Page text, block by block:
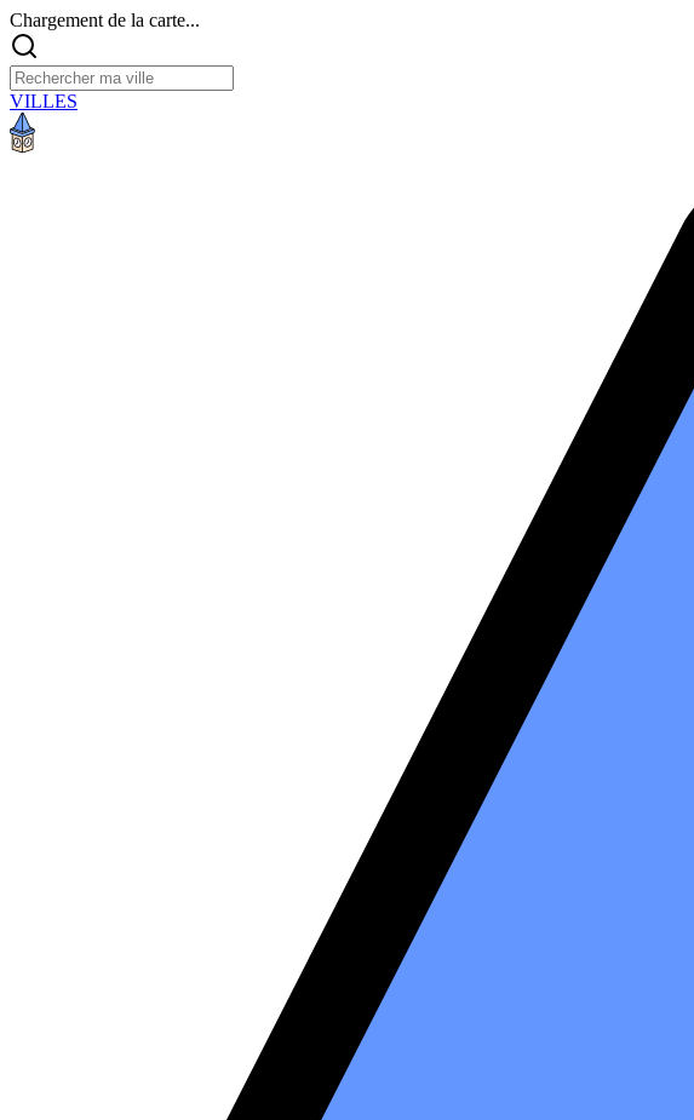
Chargement de la carte...
VILLES